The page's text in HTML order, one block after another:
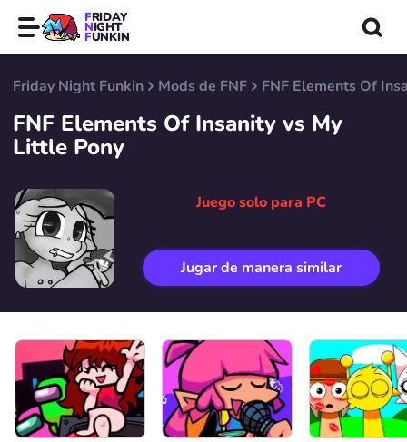
FRIDAY
NIGHT
FUNKIN
Friday Night Funkin Mods de FNF FNF Elements Of
FNF Elements Of Insanity vs My
Little Pony
Juego solo para PC
Jugar de manera similar